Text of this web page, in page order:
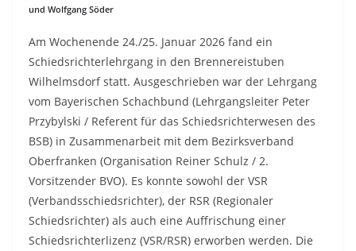
und Wolfgang Söder
Am Wochenende 24./25. Januar 2026 fand ein
Schiedsrichterlehrgang in den Brennereistuben
Wilhelmsdorf statt. Ausgeschrieben war der Lehrgang
vom Bayerischen Schachbund (Lehrgangsleiter Peter
Przybylski / Referent für das Schiedsrichterwesen des
BSB) in Zusammenarbeit mit dem Bezirksverband
Oberfranken (Organisation Reiner Schulz / 2.
Vorsitzender BVO). Es konnte sowohl der VSR
(Verbandsschiedsrichter), der RSR (Regionaler
Schiedsrichter) als auch eine Auffrischung einer
Schiedsrichterlizenz (VSR/RSR) erworben werden. Die